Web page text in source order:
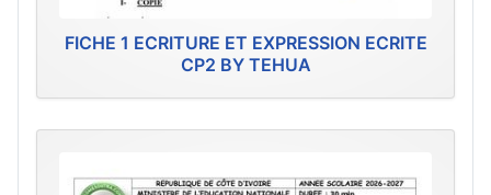
FICHE 1 ECRITURE ET EXPRESSION ECRITE
CP2 BY TEHUA